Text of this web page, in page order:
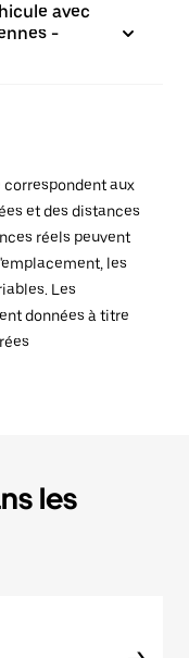
avec
-
correspondent aux
et des distances
réels peuvent
les
Les
données à titre
les